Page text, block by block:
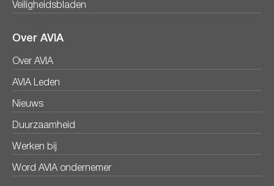
Veiligheidsbladen
Over AVIA
Over AVIA
AVIA Leden
Nieuws
Duurzaamheid
Werken bij
Word AVIA ondernemer